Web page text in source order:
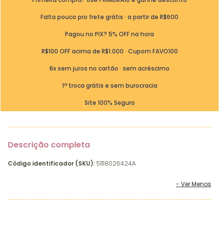
Falta pouco pro frete grátis · a partir de R$600
Pagou no PIX? 5% OFF na hora
R$100 OFF acima de R$1.000 · Cupom FAVO100
6x sem juros no cartão · sem acréscimo
1ª troca grátis e sem burocracia
Site 100% Seguro
Descrição completa
Código identificador (SKU): 51118026424A